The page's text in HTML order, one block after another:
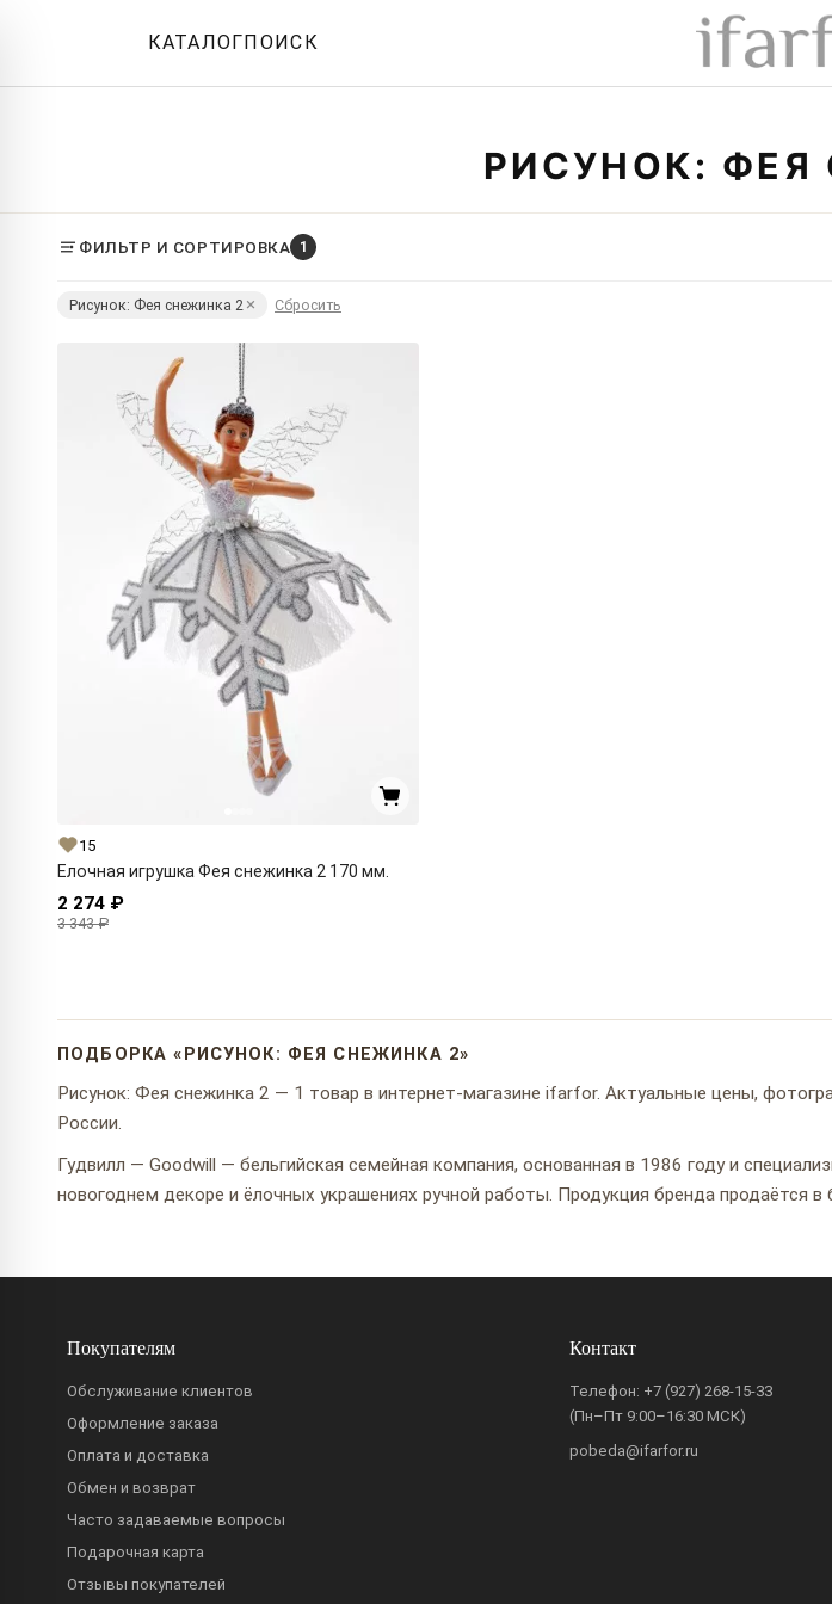
КАТАЛОГПОИСК
РИСУНОК: ФЕЯ
ФИЛЬТР И СОРТИРОВКА 1
Рисунок: Фея снежинка 2 Сбросить
15
Елочная игрушка Фея снежинка 2 170 мм.
2 274 ₽
3 343 ₽
ПОДБОРКА «РИСУНОК: ФЕЯ СНЕЖИНКА 2»
Рисунок: Фея снежинка 2 — 1 товар в интернет-магазине ifarfor. Актуальные цены,
России.
Гудвилл — Goodwill — бельгийская семейная компания, основанная в 1986 году и
новогоднем декоре и ёлочных украшениях ручной работы. Продукция бренда продаётся
Покупателям
Обслуживание клиентов
Оформление заказа
Оплата и доставка
Обмен и возврат
Часто задаваемые вопросы
Подарочная карта
Отзывы покупателей
Контакт
Телефон: +7 (927) 268-15-33
(Пн–Пт 9:00–16:30 МСК)
pobeda@ifarfor.ru